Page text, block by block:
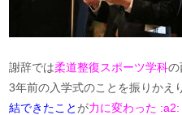
謝辞では柔道整復スポーツ学科の
3年前の入学式のことを振りかえ
結できたこと が力に変わった :a2: